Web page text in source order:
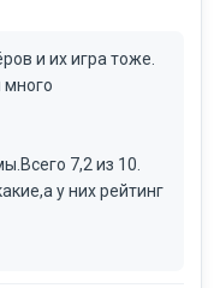
и их игра тоже.
7,2 из 10.
у них рейтинг